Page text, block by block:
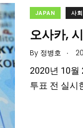
JAPAN 사회
오사카,
By 정병호 .
2020년 10월
투표 전 실시